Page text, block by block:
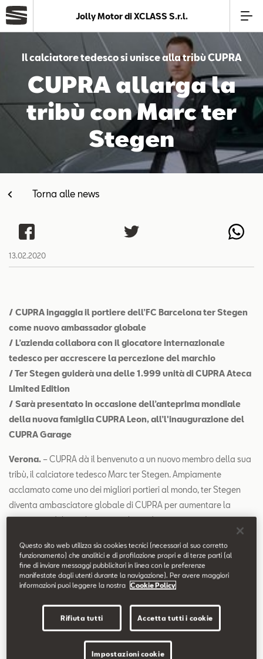
Modelli
Offerte
Business
SEAT Usato Certificato
Contatti
Jolly Motor di XCLASS S.r.l.
Il calciatore tedesco si unisce alla tribù CUPRA
CUPRA allarga la
tribù con Marc ter
Stegen
Torna alle news
13.02.2020
/ CUPRA ingaggia il portiere dell’FC Barcelona ter Stegen
come nuovo ambassador globale
/ L’azienda collabora con il giocatore internazionale
tedesco per accrescere la percezione del marchio
/ Ter Stegen guiderà una delle 1.999 unità di CUPRA Ateca
Limited Edition
/ Sarà presentato in occasione dell’anteprima mondiale
della nuova famiglia CUPRA Leon, all’l'inaugurazione del
CUPRA Garage
Verona. – CUPRA dà il benvenuto a un nuovo membro della sua
tribù, il calciatore tedesco Marc ter Stegen. Ampiamente
acclamato come uno dei migliori portieri al mondo, ter Stegen
diventa ambasciatore globale di CUPRA per aumentare la
percezione del marchio in tutto il mondo.
Lo scorso agosto, CUPRA è diventata Official Automotive and
Mobility Partner dell’FC Barcelona. Dopo aver chiuso il 2019 con
quasi 24.700 unità vendute e una crescita del 71,8% rispetto
all'anno precedente, il marchio sta rafforzando questa alleanza
dando il via alla collaborazione con uno dei più prominenti
giocatori del club.
Questo sito web utilizza sia cookies tecnici (necessari al suo corretto
funzionamento) che analitici e di profilazione propri e di terze parti (al
fine di inviare messaggi pubblicitari in linea con le preferenze
manifestate dagli utenti durante la navigazione). Per avere maggiori
informazioni puoi leggere la nostra
Cookie Policy
Rifiuta tutti Accetta tutti i cookie
Impostazioni cookie